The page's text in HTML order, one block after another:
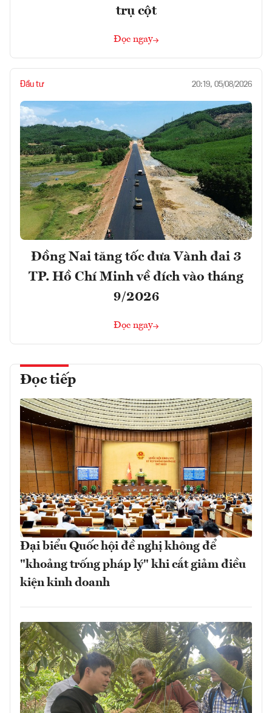
trụ cột
Đọc ngay
Đầu tư 20:19, 05/08/2026
Đồng Nai tăng tốc đưa Vành đai 3
TP. Hồ Chí Minh về đích vào tháng
9/2026
Đọc ngay
Đọc tiếp
Đại biểu Quốc hội đề nghị không để
"khoảng trống pháp lý" khi cắt giảm điều
kiện kinh doanh